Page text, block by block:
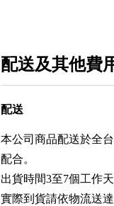
配送及其他費
配送
本公司商品配送於全
配合。
出貨時間3至7個工作
實際到貨請依物流送